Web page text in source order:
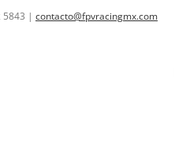
5843 | contacto@fpvracingmx.com